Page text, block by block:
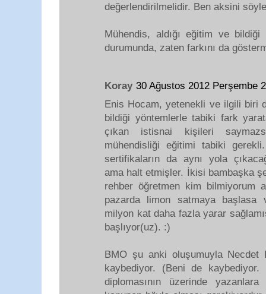
değerlendirilmelidir. Ben aksini
Mühendis, aldığı eğitim ve
durumunda, zaten farkını da
Koray 30 Ağustos 2012 Perşembe
Enis Hocam, yetenekli ve ilgili biri
bildiği yöntemlerle tabiki fark
çıkan istisnai kişileri
mühendisliği eğitimi tabiki
sertifikaların da aynı yola
ama halt etmişler. İkisi bambaşka
rehber öğretmen kim bilmiyorum
pazarda limon satmaya başlasa
milyon kat daha fazla yarar
başlıyor(uz). :)
BMO şu anki oluşumuyla Necdet
kaybediyor. (Beni de
diplomasının üzerinde